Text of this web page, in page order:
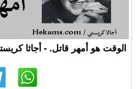
الوقت هو أمهر قاتل. - أجاثا